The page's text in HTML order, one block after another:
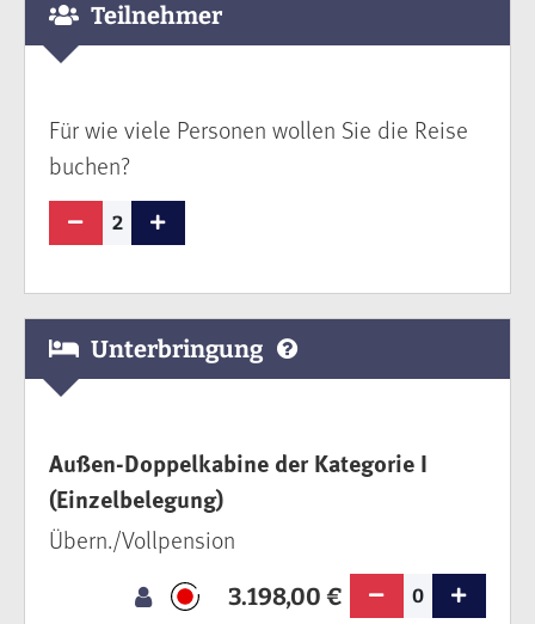
Teilnehmer
Für wie viele Personen wollen Sie die Reise
buchen?
2
Unterbringung
Außen-Doppelkabine der Kategorie I
(Einzelbelegung)
3.198,00 € 0
Übern./Vollpension